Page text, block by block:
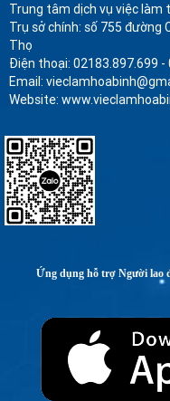
Trung tâm dịch vụ việc làm
Trụ sở chính: số 755 đường
Thọ
Điện thoại: 02183.897.699 -
Email:
Website:
Ứng dụng hỗ trợ Người lao